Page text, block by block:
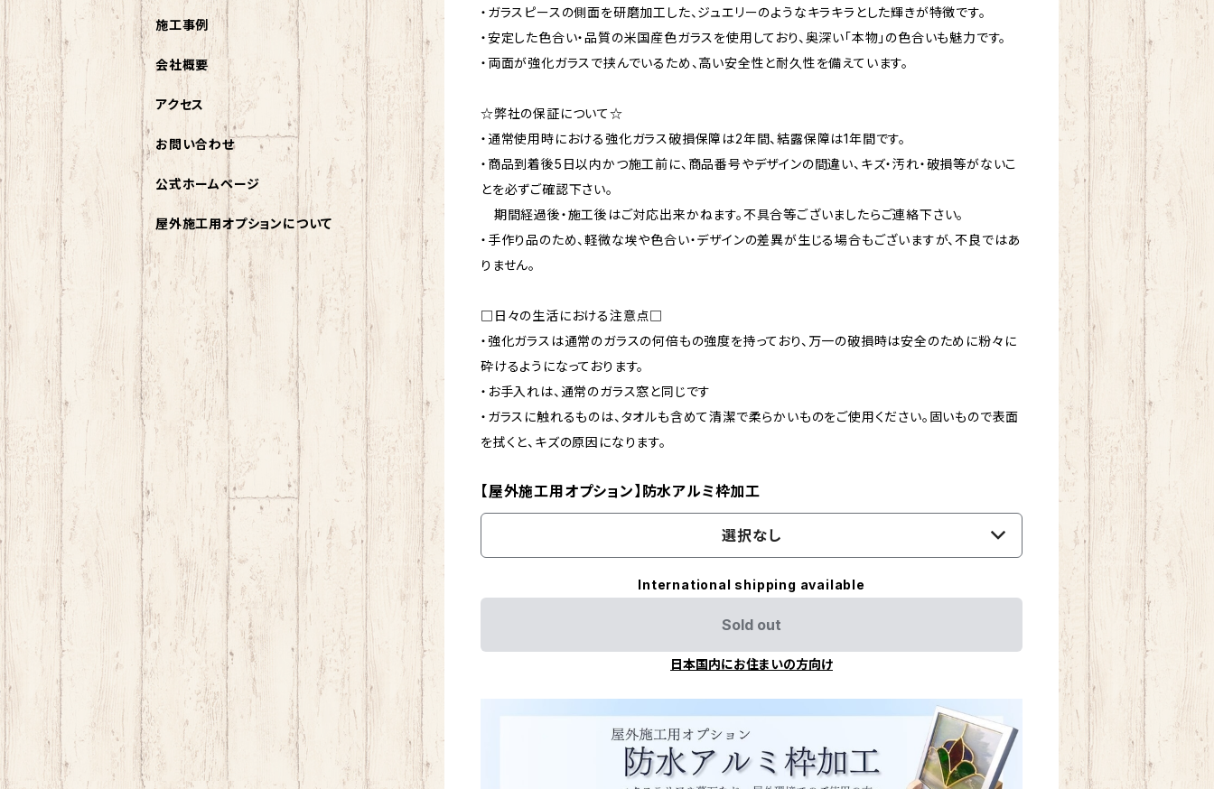
・ガラスピースの側面を研磨加工した、ジュエリーのようなキラキラとした輝きが特徴です。
・安定した色合い・品質の米国産色ガラスを使用しており、奥深い「本物」の色合いも魅力です。
・両面が強化ガラスで挟んでいるため、高い安全性と耐久性を備えています。
☆弊社の保証について☆
・通常使用時における強化ガラス破損保障は2年間、結露保障は1年間です。
・商品到着後5日以内かつ施工前に、商品番号やデザインの間違い、キズ・汚れ・破損等がないこ
とを必ずご確認下さい。
期間経過後・施工後はご対応出来かねます。不具合等ございましたらご連絡下さい。
・手作り品のため、軽微な埃や色合い・デザインの差異が生じる場合もございますが、不良ではあ
りません。
□日々の生活における注意点□
・強化ガラスは通常のガラスの何倍もの強度を持っており、万一の破損時は安全のために粉々に
砕けるようになっております。
・お手入れは、通常のガラス窓と同じです
・ガラスに触れるものは、タオルも含めて清潔で柔らかいものをご使用ください。固いもので表面
を拭くと、キズの原因になります。
【屋外施工用オプション】防水アルミ枠加工
選択なし
International shipping available
Sold out
日本国内にお住まいの方向け
施工事例
会社概要
アクセス
お問い合わせ
公式ホームページ
屋外施工用オプションについて